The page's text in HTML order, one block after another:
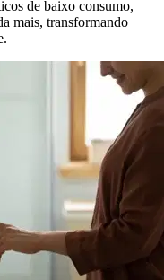
de baixo consumo,
mais, transformando